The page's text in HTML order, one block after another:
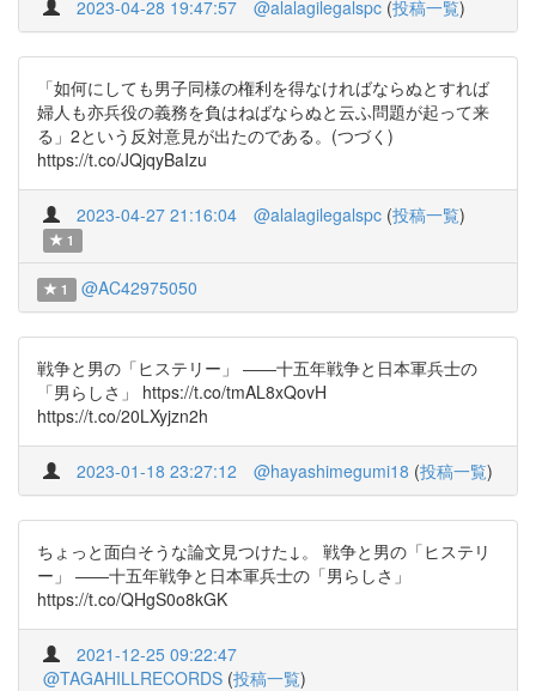
2023-04-28 19:47:57 @alalagilegalspc (投稿一覧)
「如何にしても男子同様の権利を得なければならぬとすれば
婦人も亦兵役の義務を負はねばならぬと云ふ問題が起って来
る」2という反対意見が出たのである。(つづく)
https://t.co/JQjqyBaIzu
2023-04-27 21:16:04 @alalagilegalspc (投稿一覧)
1
1 @AC42975050
戦争と男の「ヒステリー」 ――十五年戦争と日本軍兵士の
「男らしさ」 https://t.co/tmAL8xQovH
https://t.co/20LXyjzn2h
2023-01-18 23:27:12 @hayashimegumi18 (投稿一覧)
ちょっと面白そうな論文見つけた↓。 戦争と男の「ヒステリ
ー」 ――十五年戦争と日本軍兵士の「男らしさ」
https://t.co/QHgS0o8kGK
2021-12-25 09:22:47
@TAGAHILLRECORDS (投稿一覧)